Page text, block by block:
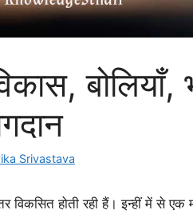
विकास,
Srivastava
विकसित होती रही हैं। इन्हीं में से एक